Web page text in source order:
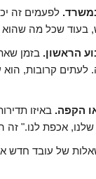
לפעמים זה
שכל מה שהוא
הראשון. בזמן
קרובות, הוא
הקפה. באיזו
אכפת לנו." זה
של עובד חדש